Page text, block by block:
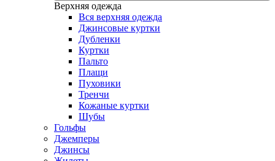
Верхняя одежда
Вся верхняя одежда
Джинсовые куртки
Дубленки
Куртки
Пальто
Плащи
Пуховики
Тренчи
Кожаные куртки
Шубы
Гольфы
Джемперы
Джинсы